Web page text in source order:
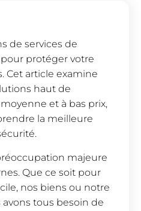
de services de
protéger votre
Cet article examine
haut de
et à bas prix,
la meilleure
majeure
Que ce soit pour
nos biens ou notre
tous besoin de